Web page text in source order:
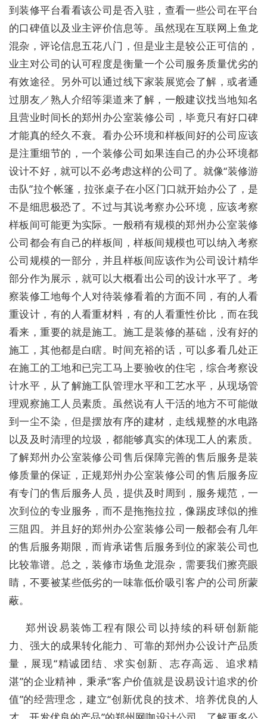
到装修平台看看该公司是否入驻，查看一些公司在平台
的口碑值以及业主评价信息等。虽然现在互联网上鱼龙
混杂，评论信息五花八门，但是业主是较公正可信的，
业主对公司的认可程度是衡量一个公司服务质量优劣的
有效途径。另外可以通过线下家装展览会了解，或者通
过朋友／熟人介绍等渠道来了解，一般建议找当地知名
且营业时间长的郑州办公室装修公司，毕竟只有好口碑
才能真的经久不衰。看办公环境和样板间好的公司应该
是注重细节的，一个装修公司如果连自己的办公环境都
设计不好，就可以不必考虑这样的公司了。就像“装修游
击队”拉个帐篷，拉张桌子在小区门口就开始办公了，是
不是细思极恐了。不过与其说考察办公环境，应该考察
样板间可能更为实际。一般稍有规模的郑州办公室装修
公司都会有自己的样板间，样板间规模也可以纳入考察
公司规模的一部分，并且样板间应该作为公司设计精华
部分作为展示，就可以大概看出公司的设计水平了。考
察装修工地每个人对待装修看着的方面不同，有的人看
重设计，有的人看重材料，有的人看重性价比，而在我
看来，重要的就是施工。施工是装修的基础，没有好的
施工，其他都是白瞎。时间充裕的话，可以多看几处正
在施工的工地和已完工马上要验收的住宅，综合考察设
计水平，从了解施工队管理水平和工艺水平，从现场管
理观察施工人员素质。虽然说有人干活的地方不可能做
到一尘不染，但是摆放有序的建材，走线规整的水电路
以及及时清理的垃圾，都能够真实的体现工人的素质。
了解郑州办公室装修公司售后保障完善的售后服务是装
修质量的保证，正规郑州办公室装修公司的售后服务应
有专门的售后服务人员，提供及时周到，服务规范，一
次到位的专业服务，而不是拖拖拉拉，像踢皮球似的推
三阻四。并且好的郑州办公室装修公司一般都会有几年
的售后服务期限，而肯承诺售后服务到位的家装公司也
比较靠谱。总之，装修市场鱼龙混杂，需要我们擦亮眼
睛，不要被某些低劣的一味靠低价吸引客户的公司所蒙
蔽。
郑州设易装饰工程有限公司以持续的科研创新能
力、强大的成果转化能力、可靠的郑州办公设计产品质
量，展现“精诚团结、求实创新、志存高远、追求精
湛”的企业精神，秉承“客户价值就是设易设计追求的价
值”的经营理念，建立“创新优良的技术、培养优良的人